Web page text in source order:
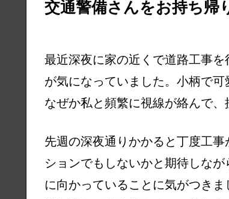
交通警備さんをお持ち帰
最近深夜に家の近くで道路工事
が気になっていました。小柄で可
なぜか私と頻繁に視線が絡んで、
先週の深夜通りかかると丁度工
ションでもしないかと期待しな
に向かっていることに気がつきま